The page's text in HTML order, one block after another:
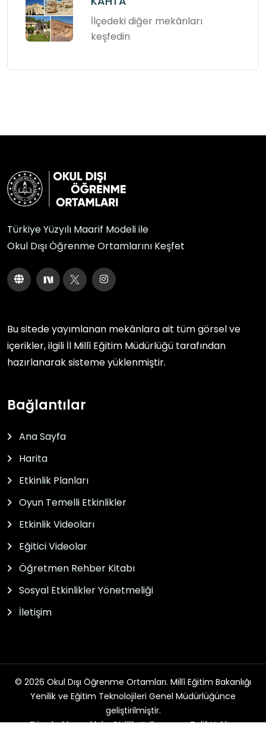
İlçedeki diğer mekânları
keşfedin
Türkiye Yüzyılı Maarif Modeli ile
Okul Dışı Öğrenme Ortamlarını Keşfet
Bu sitede yayımlanan mekânlara ait tüm görsel ve
içerikler, ilgili İl Millî Eğitim Müdürlüğü tarafından
hazırlanarak sisteme yüklenmiştir.
Bağlantılar
Ana Sayfa
Harita
Etkinlik Planları
Oyun Temelli Etkinlikler
Etkinlik Videoları
Eğitici Videolar
Öğretmen Rehber Kitabı
Sosyal Etkinlikler Yönetmeliği
İletişim
© 2026 Okul Dışı Öğrenme Ortamları. Millî Eğitim Bakanlığı
Yenilik ve Eğitim Teknolojileri Genel Müdürlüğünce
geliştirilmiştir.
Tüm hakları saklıdır. Gizlilik, Kullanım ve Telif Hakları